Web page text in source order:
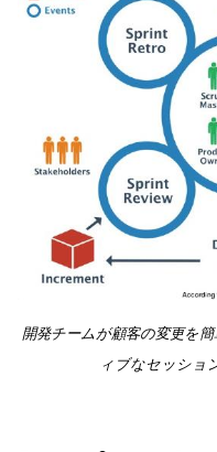
開発チームが顧客の変更を
ィブなセッショ